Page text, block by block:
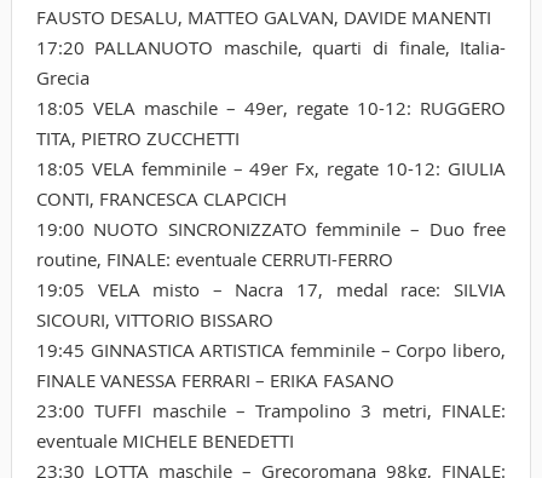
FAUSTO DESALU, MATTEO GALVAN, DAVIDE MANENTI
17:20 PALLANUOTO maschile, quarti di finale, Italia-
Grecia
18:05 VELA maschile – 49er, regate 10-12: RUGGERO
TITA, PIETRO ZUCCHETTI
18:05 VELA femminile – 49er Fx, regate 10-12: GIULIA
CONTI, FRANCESCA CLAPCICH
19:00 NUOTO SINCRONIZZATO femminile – Duo free
routine, FINALE: eventuale CERRUTI-FERRO
19:05 VELA misto – Nacra 17, medal race: SILVIA
SICOURI, VITTORIO BISSARO
19:45 GINNASTICA ARTISTICA femminile – Corpo libero,
FINALE VANESSA FERRARI – ERIKA FASANO
23:00 TUFFI maschile – Trampolino 3 metri, FINALE:
eventuale MICHELE BENEDETTI
23:30 LOTTA maschile – Grecoromana 98kg, FINALE: